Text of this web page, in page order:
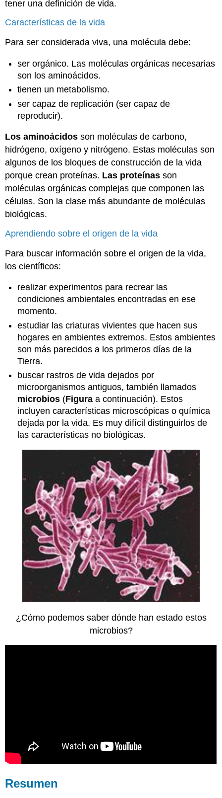
tener una definición de vida.
Características de la vida
Para ser considerada viva, una molécula debe:
ser orgánico. Las moléculas orgánicas necesarias
son los aminoácidos.
tienen un metabolismo.
ser capaz de replicación (ser capaz de
reproducir).
Los aminoácidos son moléculas de carbono,
hidrógeno, oxígeno y nitrógeno. Estas moléculas son
algunos de los bloques de construcción de la vida
porque crean proteínas. Las proteínas son
moléculas orgánicas complejas que componen las
células. Son la clase más abundante de moléculas
biológicas.
Aprendiendo sobre el origen de la vida
Para buscar información sobre el origen de la vida,
los científicos:
realizar experimentos para recrear las
condiciones ambientales encontradas en ese
momento.
estudiar las criaturas vivientes que hacen sus
hogares en ambientes extremos. Estos ambientes
son más parecidos a los primeros días de la
Tierra.
buscar rastros de vida dejados por
microorganismos antiguos, también llamados
microbios (Figura a continuación). Estos
incluyen características microscópicas o química
dejada por la vida. Es muy difícil distinguirlos de
las características no biológicas.
¿Cómo podemos saber dónde han estado estos
microbios?
Resumen